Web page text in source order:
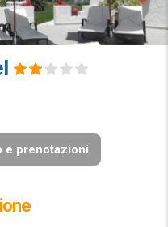
e prenotazioni